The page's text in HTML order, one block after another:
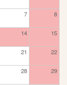
7 8
14 15
21 22
28 29